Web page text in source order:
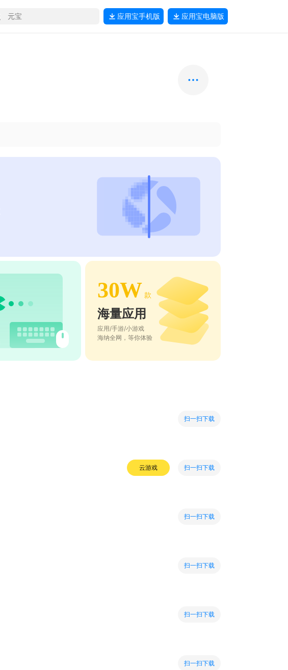
应用宝手机版 应用宝电脑版
30W 款
海量应用
应用/手游/小游戏
海纳全网，等你体验
扫一扫下载
云游戏 扫一扫下载
扫一扫下载
扫一扫下载
扫一扫下载
扫一扫下载